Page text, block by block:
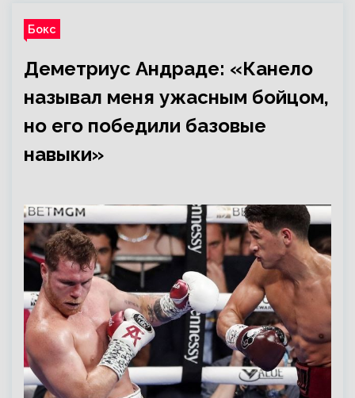
Бокс
Деметриус Андраде: «Канело
называл меня ужасным бойцом,
но его победили базовые
навыки»